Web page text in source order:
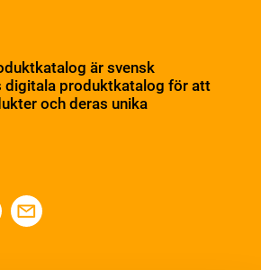
är svensk
digitala produktkatalog för att
och deras unika